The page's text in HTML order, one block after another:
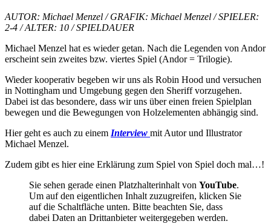
AUTOR: Michael Menzel / GRAFIK: Michael Menzel / SPIELER:
2-4 / ALTER: 10 / SPIELDAUER
Michael Menzel hat es wieder getan. Nach die Legenden von Andor
erscheint sein zweites bzw. viertes Spiel (Andor = Trilogie).
Wieder kooperativ begeben wir uns als Robin Hood und versuchen
in Nottingham und Umgebung gegen den Sheriff vorzugehen.
Dabei ist das besondere, dass wir uns über einen freien Spielplan
bewegen und die Bewegungen von Holzelementen abhängig sind.
Hier geht es auch zu einem Interview mit Autor und Illustrator
Michael Menzel.
Zudem gibt es hier eine Erklärung zum Spiel von Spiel doch mal…!
Sie sehen gerade einen Platzhalterinhalt von YouTube.
Um auf den eigentlichen Inhalt zuzugreifen, klicken Sie
auf die Schaltfläche unten. Bitte beachten Sie, dass
dabei Daten an Drittanbieter weitergegeben werden.